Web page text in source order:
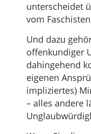
unterscheidet
vom
Und dazu
offenkundiger
dahingehend
eigenen
impliziertes)
– alles andere